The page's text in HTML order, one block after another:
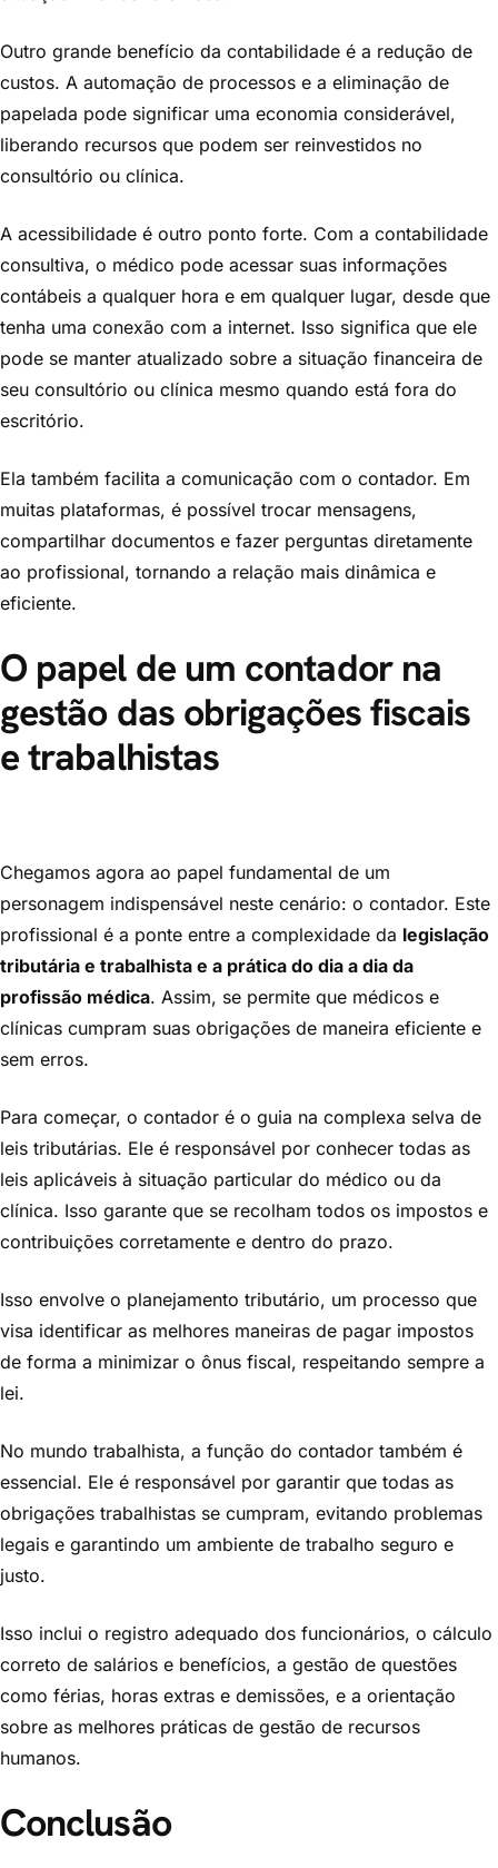
Outro grande benefício da contabilidade é a redução de
custos. A automação de processos e a eliminação de
papelada pode significar uma economia considerável,
liberando recursos que podem ser reinvestidos no
consultório ou clínica.
A acessibilidade é outro ponto forte. Com a contabilidade
consultiva, o médico pode acessar suas informações
contábeis a qualquer hora e em qualquer lugar, desde que
tenha uma conexão com a internet. Isso significa que ele
pode se manter atualizado sobre a situação financeira de
seu consultório ou clínica mesmo quando está fora do
escritório.
Ela também facilita a comunicação com o contador. Em
muitas plataformas, é possível trocar mensagens,
compartilhar documentos e fazer perguntas diretamente
ao profissional, tornando a relação mais dinâmica e
eficiente.
O papel de um contador na
gestão das obrigações fiscais
e trabalhistas
Chegamos agora ao papel fundamental de um
personagem indispensável neste cenário: o contador. Este
profissional é a ponte entre a complexidade da legislação
tributária e trabalhista e a prática do dia a dia da
profissão médica. Assim, se permite que médicos e
clínicas cumpram suas obrigações de maneira eficiente e
sem erros.
Para começar, o contador é o guia na complexa selva de
leis tributárias. Ele é responsável por conhecer todas as
leis aplicáveis à situação particular do médico ou da
clínica. Isso garante que se recolham todos os impostos e
contribuições corretamente e dentro do prazo.
Isso envolve o planejamento tributário, um processo que
visa identificar as melhores maneiras de pagar impostos
de forma a minimizar o ônus fiscal, respeitando sempre a
lei.
No mundo trabalhista, a função do contador também é
essencial. Ele é responsável por garantir que todas as
obrigações trabalhistas se cumpram, evitando problemas
legais e garantindo um ambiente de trabalho seguro e
justo.
Isso inclui o registro adequado dos funcionários, o cálculo
correto de salários e benefícios, a gestão de questões
como férias, horas extras e demissões, e a orientação
sobre as melhores práticas de gestão de recursos
humanos.
Conclusão